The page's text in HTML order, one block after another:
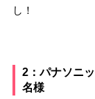
し！
2：パナソニ
名様